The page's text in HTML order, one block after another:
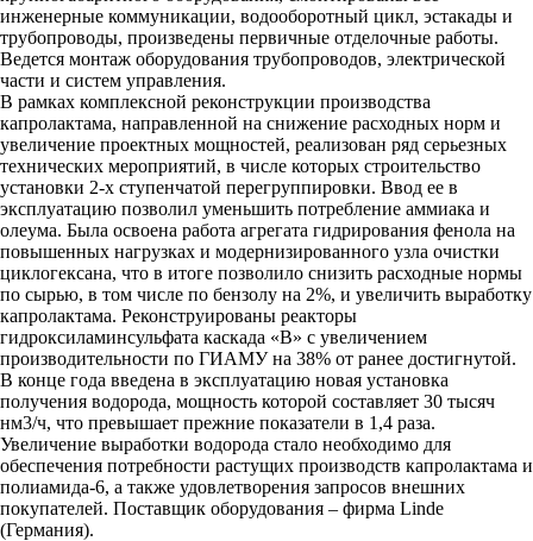
инженерные коммуникации, водооборотный цикл, эстакады и
трубопроводы, произведены первичные отделочные работы.
Ведется монтаж оборудования трубопроводов, электрической
части и систем управления.
В рамках комплексной реконструкции производства
капролактама, направленной на снижение расходных норм и
увеличение проектных мощностей, реализован ряд серьезных
технических мероприятий, в числе которых строительство
установки 2-х ступенчатой перегруппировки. Ввод ее в
эксплуатацию позволил уменьшить потребление аммиака и
олеума. Была освоена работа агрегата гидрирования фенола на
повышенных нагрузках и модернизированного узла очистки
циклогексана, что в итоге позволило снизить расходные нормы
по сырью, в том числе по бензолу на 2%, и увеличить выработку
капролактама. Реконструированы реакторы
гидроксиламинсульфата каскада «В» с увеличением
производительности по ГИАМУ на 38% от ранее достигнутой.
В конце года введена в эксплуатацию новая установка
получения водорода, мощность которой составляет 30 тысяч
нм3/ч, что превышает прежние показатели в 1,4 раза.
Увеличение выработки водорода стало необходимо для
обеспечения потребности растущих производств капролактама и
полиамида-6, а также удовлетворения запросов внешних
покупателей. Поставщик оборудования – фирма Linde
(Германия).